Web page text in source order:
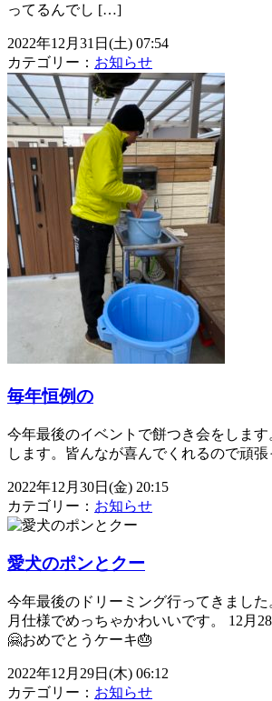
ってるんでし […]
2022年12月31日(土) 07:54
カテゴリー： お知らせ
毎年恒例の
今年最後のイベントで餅つき会をしま
します。皆んなが喜んでくれるので頑
2022年12月30日(金) 20:15
カテゴリー： お知らせ
愛犬のポンとクー
今年最後のドリーミング行ってきまし
月仕様でめっちゃかわいいです。 12月
🤗おめでとうケーキ🎂
2022年12月29日(木) 06:12
カテゴリー： お知らせ